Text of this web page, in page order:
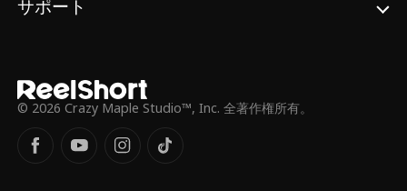
サポート
© 2026 Crazy Maple Studio™, Inc. 全著作権所有。